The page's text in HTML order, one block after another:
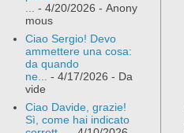
... - 4/20/2026 - Anony
mous
Ciao Sergio! Devo
ammettere una cosa:
da quando
ne... - 4/17/2026 - Da
vide
Ciao Davide, grazie!
Sì, come hai indicato